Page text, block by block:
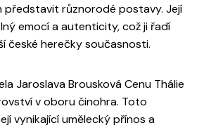
představit různorodé postavy. Její
emocí a autenticity, což ji řadí
české herečky současnosti.
Jaroslava Brousková Cenu Thálie
v oboru činohra. Toto
vynikající umělecký přínos a